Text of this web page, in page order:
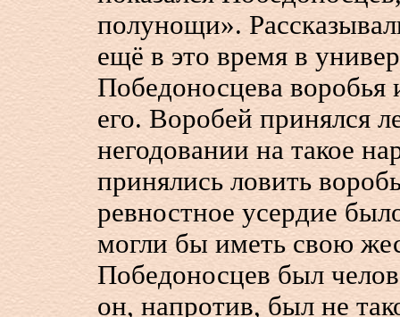
полунощи».
ещё в это время в
Победоносцева
его. Воробей принялся
негодовании на такое
принялись ловить
ревностное усердие
могли бы иметь свою
Победоносцев был
он, напротив, был не